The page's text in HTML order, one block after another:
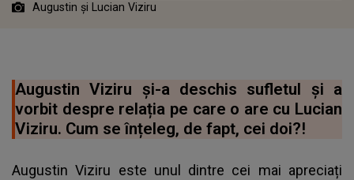
Augustin și Lucian Viziru
Augustin Viziru și-a deschis sufletul și a
vorbit despre relația pe care o are cu Lucian
Viziru. Cum se înțeleg, de fapt, cei doi?!
Augustin Viziru este unul dintre cei mai apreciați